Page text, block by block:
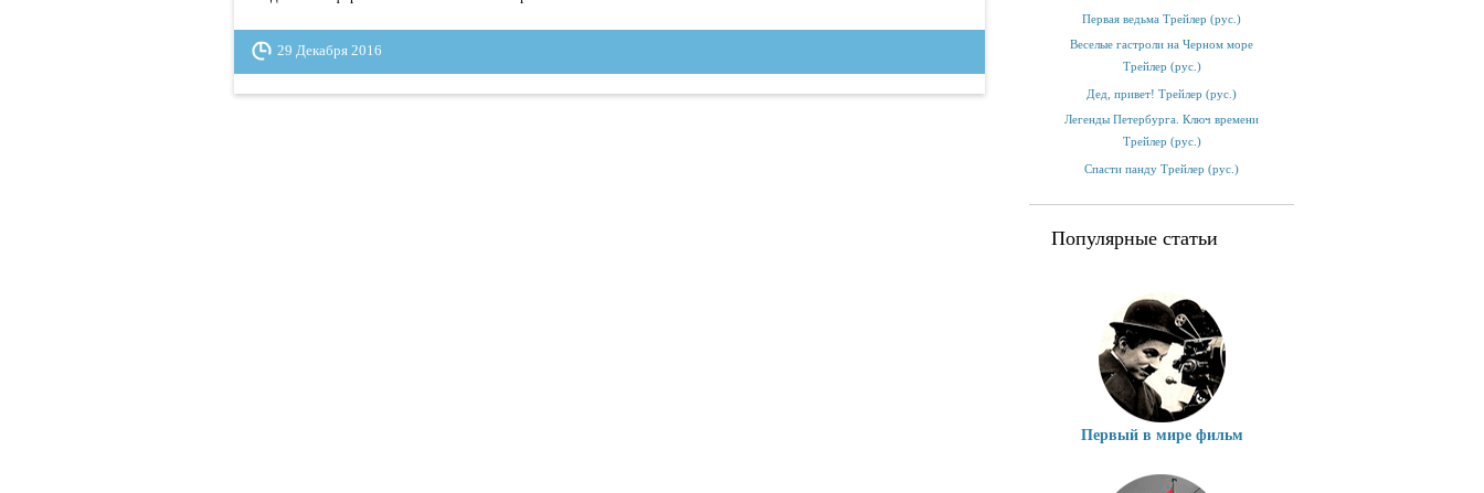
29 Декабря 2016
Первая ведьма Трейлер (рус.)
Веселые гастроли на Черном море
Трейлер (рус.)
Дед, привет! Трейлер (рус.)
Легенды Петербурга. Ключ времени
Трейлер (рус.)
Спасти панду Трейлер (рус.)
Популярные статьи
Первый в мире фильм